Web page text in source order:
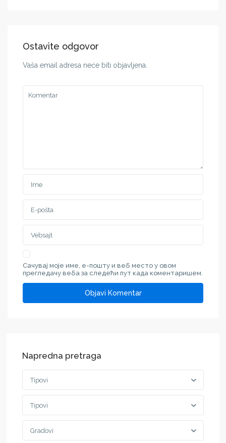
Ostavite odgovor
Vaša email adresa neće biti objavljena.
Сачувај моје име, е-пошту и веб место у овом
прегледачу веба за следећи пут када коментаришем.
Napredna pretraga
Tipovi
Tipovi
Gradovi